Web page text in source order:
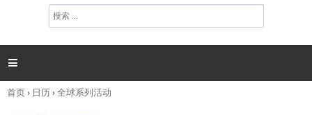
搜
索

你
首页› 日历›全球系列活动